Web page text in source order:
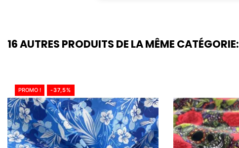
16 AUTRES PRODUITS DE LA MÊME CATÉGORIE:
PROMO ! -37,5%